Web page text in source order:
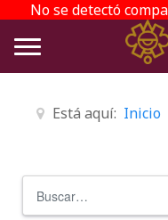
No se detectó
Está aquí: Inicio